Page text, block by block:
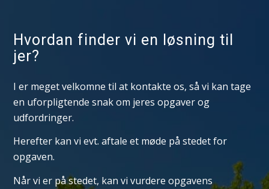
Hvordan finder vi en løsning til
jer?
I er meget velkomne til at kontakte os, så vi kan tage
en uforpligtende snak om jeres opgaver og
udfordringer.
Herefter kan vi evt. aftale et møde på stedet for
opgaven.
Når vi er på stedet, kan vi vurdere opgavens